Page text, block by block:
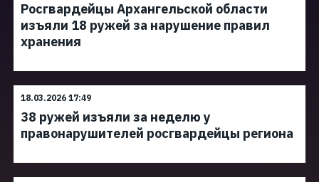
Росгвардейцы Архангельской области
изъяли 18 ружей за нарушение правил
хранения
18.03.2026 17:49
38 ружей изъяли за неделю у
правонарушителей росгвардейцы региона